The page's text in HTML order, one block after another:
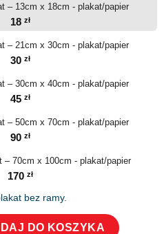
– 13cm x 18cm - plakat/papier
18 zł
– 21cm x 30cm - plakat/papier
30 zł
– 30cm x 40cm - plakat/papier
45 zł
– 50cm x 70cm - plakat/papier
90 zł
– 70cm x 100cm - plakat/papier
170 zł
bez ramy.
DO KOSZYKA